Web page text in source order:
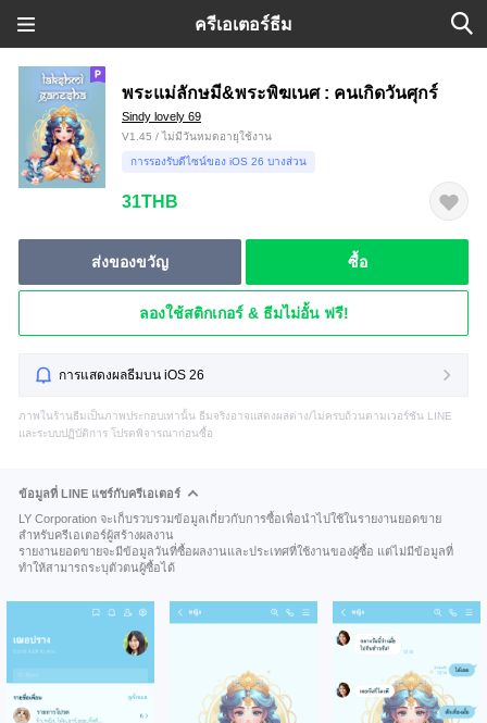
ครีเอเตอร์ธีม
พระแม่ลักษมี&พระพิฆเนศ : คนเกิดวันศุกร์
Sindy lovely 69
V1.45 / ไม่มีวันหมดอายุใช้งาน
การรองรับดีไซน์ของ iOS 26 บางส่วน
31THB
ส่งของขวัญ ซื้อ
ลองใช้สติกเกอร์ & ธีมไม่อั้น ฟรี!
การแสดงผลธีมบน iOS 26
ภาพในร้านธีมเป็นภาพประกอบเท่านั้น ธีมจริงอาจแสดงผลต่าง/ไม่ครบถ้วนตามเวอร์ชัน LINE
และระบบปฏิบัติการ โปรดพิจารณาก่อนซื้อ
ข้อมูลที่ LINE แชร์กับครีเอเตอร์
LY Corporation จะเก็บรวบรวมข้อมูลเกี่ยวกับการซื้อเพื่อนำไปใช้ในรายงานยอดขาย
สำหรับครีเอเตอร์ผู้สร้างผลงาน
รายงานยอดขายจะมีข้อมูลวันที่ซื้อผลงานและประเทศที่ใช้งานของผู้ซื้อ แต่ไม่มีข้อมูลที่
ทำให้สามารถระบุตัวตนผู้ซื้อได้